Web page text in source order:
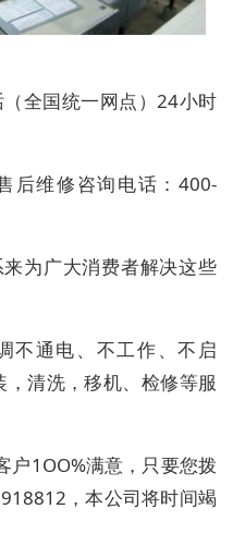
全国统一网点）24小时
后维修咨询电话：400-
为广大消费者解决这些
不通电、不工作、不启
，清洗，移机、检修等服
户1OO%满意，只要您拨
，本公司将时间竭